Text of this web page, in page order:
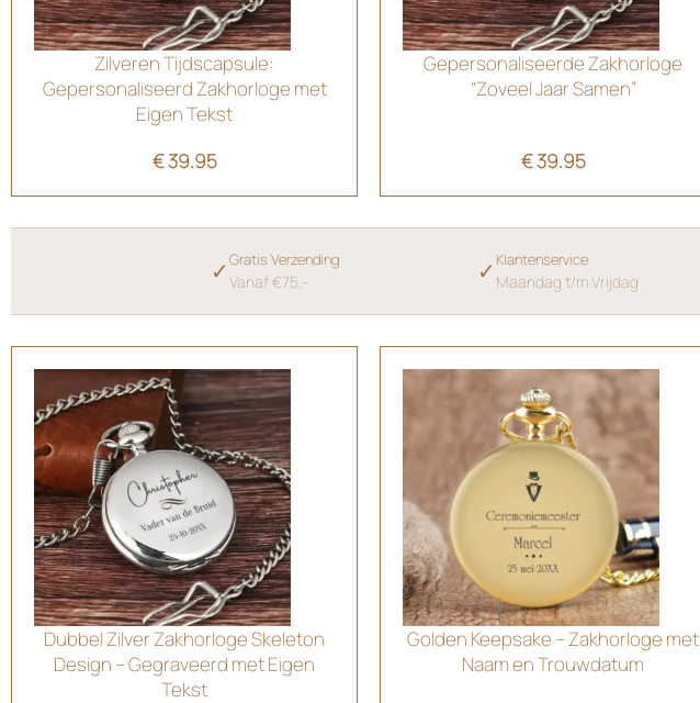
Zilveren Tijdscapsule:
Gepersonaliseerd Zakhorloge met
Eigen Tekst
€39.95
Gepersonaliseerde Zakhorloge
“Zoveel Jaar Samen”
€39.95
✓ Gratis Verzending
Vanaf €75,- ✓ Klantenservice
Maandag t/m Vrijdag
Dubbel Zilver Zakhorloge Skeleton
Design – Gegraveerd met Eigen
Tekst
Golden Keepsake – Zakhorloge met
Naam en Trouwdatum